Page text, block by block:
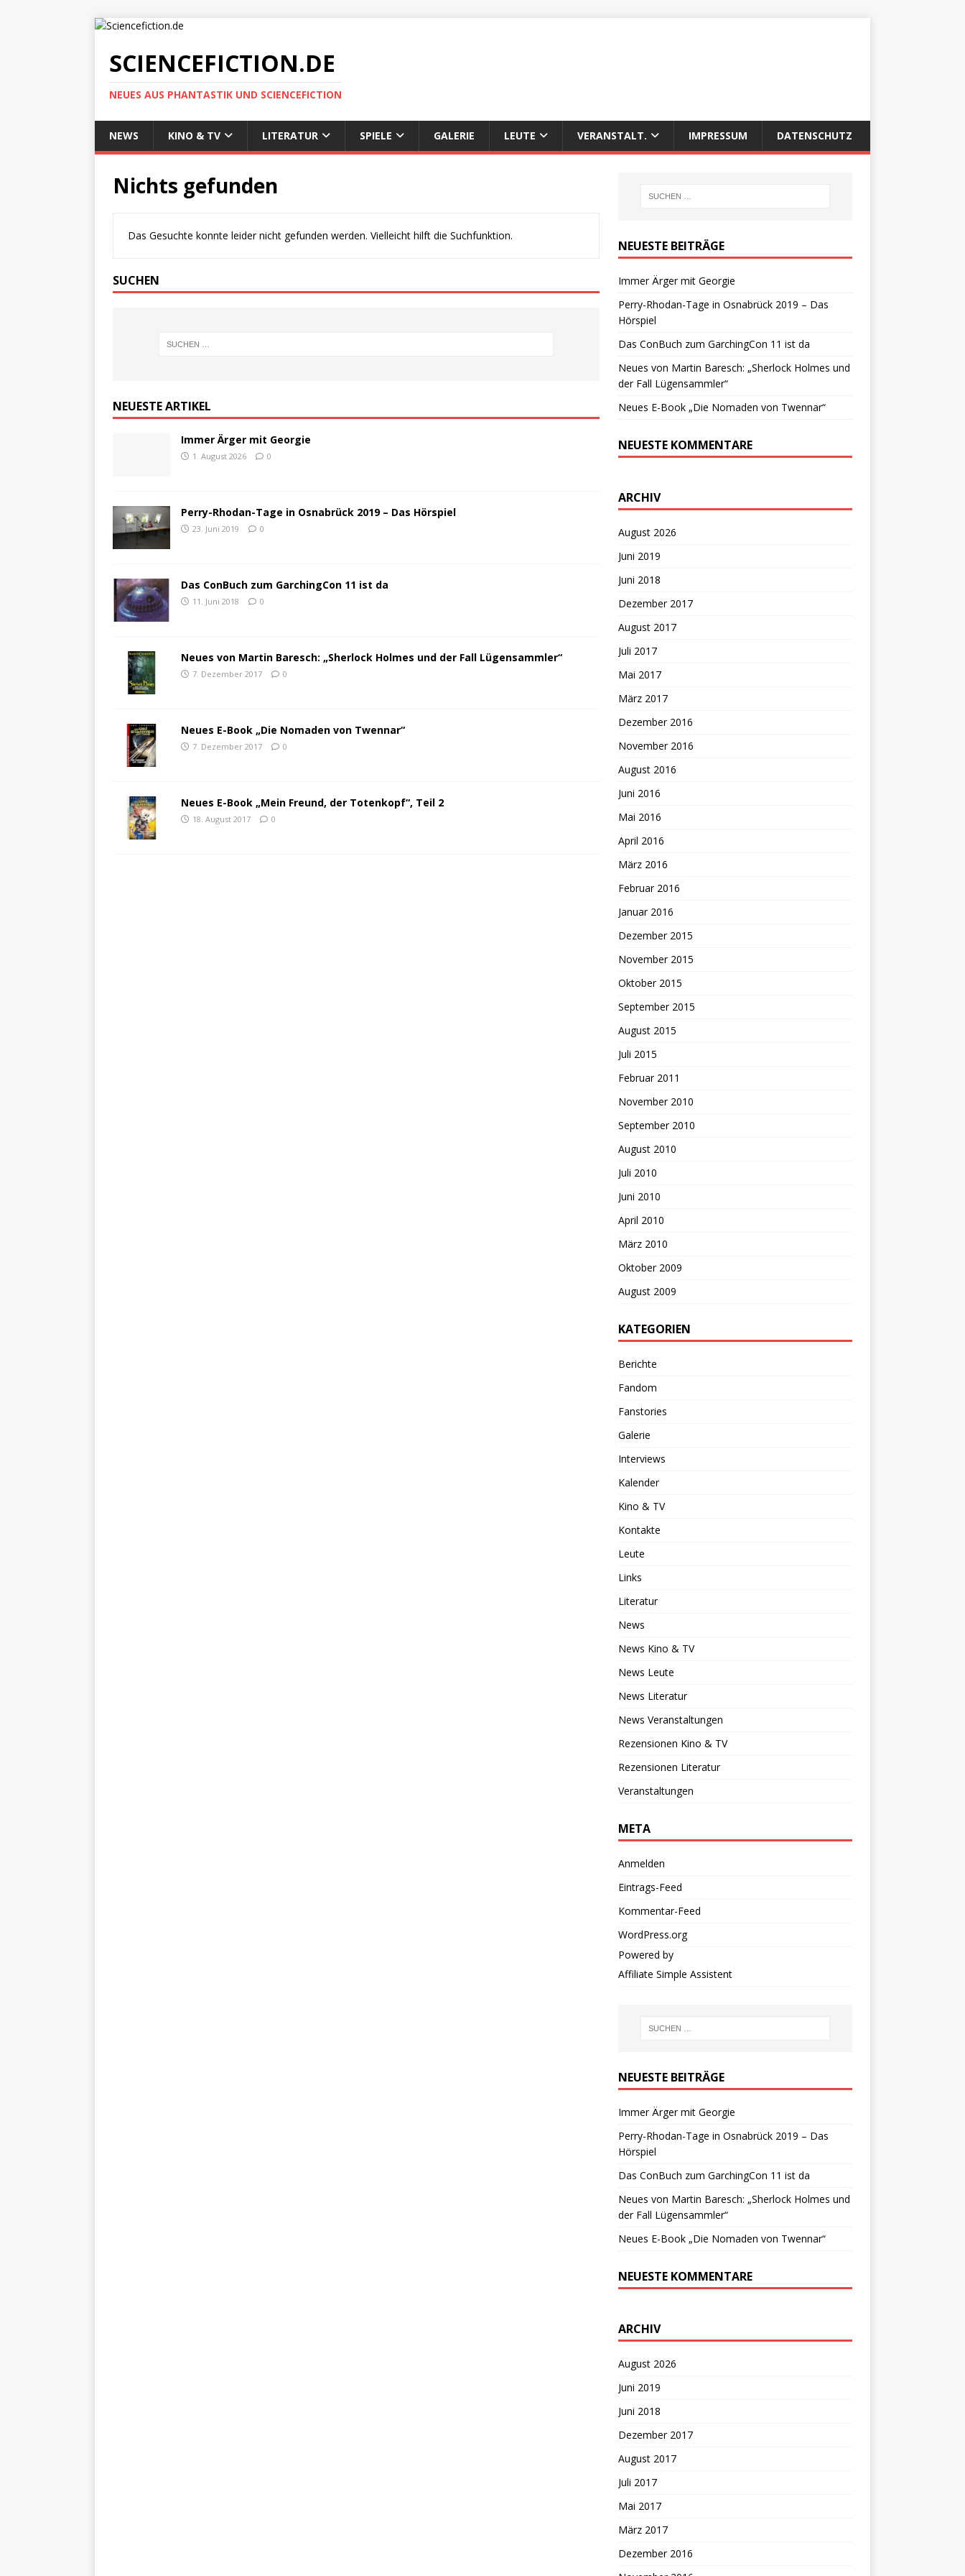
SCIENCEFICTION.DE
NEUES AUS PHANTASTIK UND SCIENCEFICTION
NEWS KINO & TV LITERATUR SPIELE GALERIE LEUTE VERANSTALT. IMPRESSUM DATENSCHUTZ
Nichts gefunden
Das Gesuchte konnte leider nicht gefunden werden. Vielleicht hilft die Suchfunktion.
SUCHEN
NEUESTE ARTIKEL
Immer Ärger mit Georgie
1. August 2026 0
Perry-Rhodan-Tage in Osnabrück 2019 – Das Hörspiel
23. Juni 2019 0
Das ConBuch zum GarchingCon 11 ist da
11. Juni 2018 0
Neues von Martin Baresch: „Sherlock Holmes und der Fall Lügensammler“
7. Dezember 2017 0
Neues E-Book „Die Nomaden von Twennar“
7. Dezember 2017 0
Neues E-Book „Mein Freund, der Totenkopf“, Teil 2
18. August 2017 0
NEUESTE BEITRÄGE
Immer Ärger mit Georgie
Perry-Rhodan-Tage in Osnabrück 2019 – Das
Hörspiel
Das ConBuch zum GarchingCon 11 ist da
Neues von Martin Baresch: „Sherlock Holmes und
der Fall Lügensammler“
Neues E-Book „Die Nomaden von Twennar“
NEUESTE KOMMENTARE
ARCHIV
August 2026
Juni 2019
Juni 2018
Dezember 2017
August 2017
Juli 2017
Mai 2017
März 2017
Dezember 2016
November 2016
August 2016
Juni 2016
Mai 2016
April 2016
März 2016
Februar 2016
Januar 2016
Dezember 2015
November 2015
Oktober 2015
September 2015
August 2015
Juli 2015
Februar 2011
November 2010
September 2010
August 2010
Juli 2010
Juni 2010
April 2010
März 2010
Oktober 2009
August 2009
KATEGORIEN
Berichte
Fandom
Fanstories
Galerie
Interviews
Kalender
Kino & TV
Kontakte
Leute
Links
Literatur
News
News Kino & TV
News Leute
News Literatur
News Veranstaltungen
Rezensionen Kino & TV
Rezensionen Literatur
Veranstaltungen
META
Anmelden
Eintrags-Feed
Kommentar-Feed
WordPress.org
Powered by
Affiliate Simple Assistent
NEUESTE BEITRÄGE
Immer Ärger mit Georgie
Perry-Rhodan-Tage in Osnabrück 2019 – Das
Hörspiel
Das ConBuch zum GarchingCon 11 ist da
Neues von Martin Baresch: „Sherlock Holmes und
der Fall Lügensammler“
Neues E-Book „Die Nomaden von Twennar“
NEUESTE KOMMENTARE
ARCHIV
August 2026
Juni 2019
Juni 2018
Dezember 2017
August 2017
Juli 2017
Mai 2017
März 2017
Dezember 2016